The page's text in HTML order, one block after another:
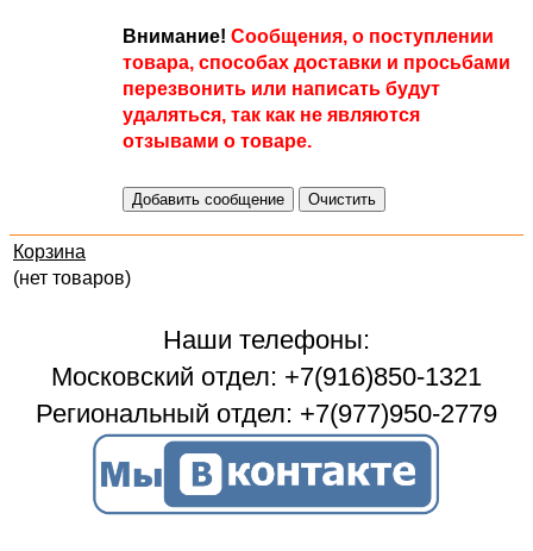
Внимание! Сообщения, о поступлении
товара, способах доставки и просьбами
перезвонить или написать будут
удаляться, так как не являются
отзывами о товаре.
Корзина
(нет товаров)
Наши телефоны:
Московский отдел: +7(916)850-1321
Региональный отдел: +7(977)950-2779